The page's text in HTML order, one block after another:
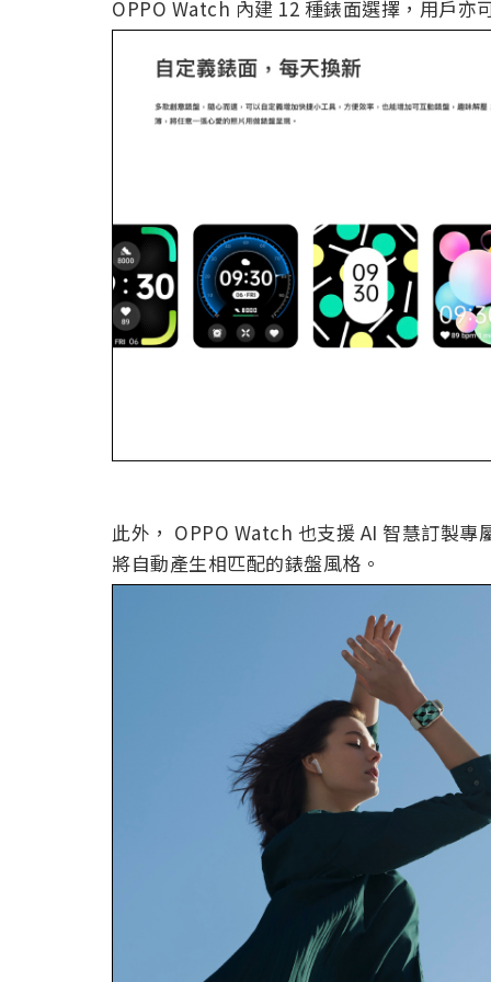
OPPO Watch 內建 12 種錶面選擇，用戶亦
此外， OPPO Watch 也支援 AI 智慧訂製
將自動產生相匹配的錶盤風格。